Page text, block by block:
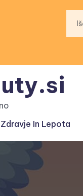
Zdravje In Lepota